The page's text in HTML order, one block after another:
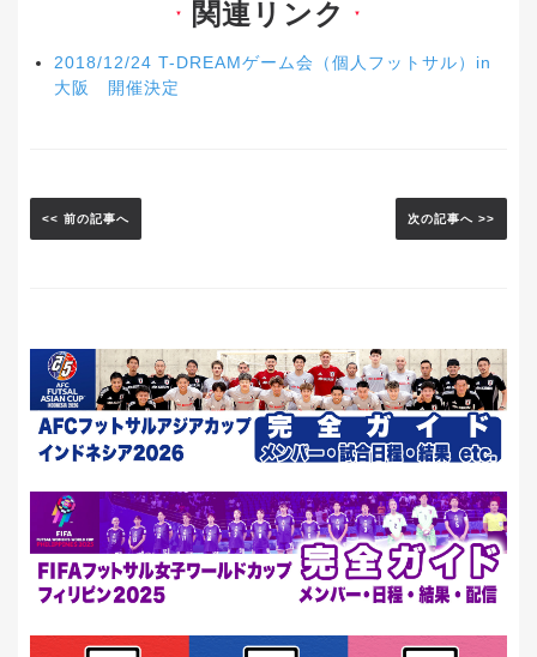
▼ 関連リンク ▼
2018/12/24 T-DREAMゲーム会（個人フットサル）in
大阪 開催決定
<< 前の記事へ 次の記事へ >>